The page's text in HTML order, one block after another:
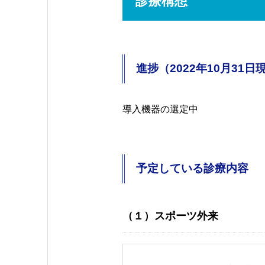
進捗（2022年10月31日
導入機器の選定中
予定している診療内容
（１）スポーツ外来